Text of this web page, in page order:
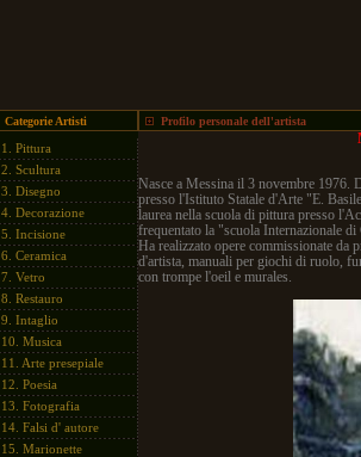
Categorie Artisti
1. Pittura
2. Scultura
3. Disegno
4. Decorazione
5. Incisione
6. Ceramica
7. Vetro
8. Restauro
9. Intaglio
10. Musica
11. Arte presepiale
12. Poesia
13. Fotografia
14. Falsi d' autore
15. Marionette
Profilo personale dell'artista
Nasce a Messina il 3 novembre 1976.
presso l'Istituto Statale d'Arte "E.
laurea nella scuola di pittura presso
frequentato la "scuola Internazionale
Ha realizzato opere commissionate
d'artista, manuali per giochi di ruolo,
con trompe l'oeil e murales.